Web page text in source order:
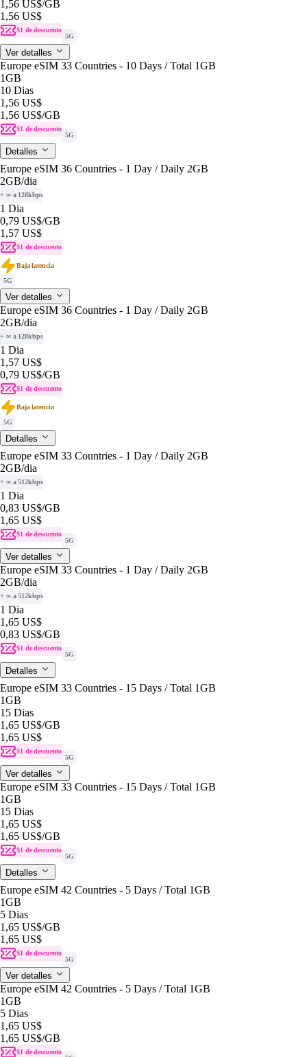
1,56 US$/GB
1,56 US$
$1 de descuento
5G
Ver detalles
Europe eSIM 33 Countries - 10 Days / Total 1GB
1GB
10 Dias
1,56 US$
1,56 US$/GB
$1 de descuento
5G
Detalles
Europe eSIM 36 Countries - 1 Day / Daily 2GB
2GB/dia
+ ∞ a 128kbps
1 Dia
0,79 US$/GB
1,57 US$
$1 de descuento
Baja latencia
5G
Ver detalles
Europe eSIM 36 Countries - 1 Day / Daily 2GB
2GB/dia
+ ∞ a 128kbps
1 Dia
1,57 US$
0,79 US$/GB
$1 de descuento
Baja latencia
5G
Detalles
Europe eSIM 33 Countries - 1 Day / Daily 2GB
2GB/dia
+ ∞ a 512kbps
1 Dia
0,83 US$/GB
1,65 US$
$1 de descuento
5G
Ver detalles
Europe eSIM 33 Countries - 1 Day / Daily 2GB
2GB/dia
+ ∞ a 512kbps
1 Dia
1,65 US$
0,83 US$/GB
$1 de descuento
5G
Detalles
Europe eSIM 33 Countries - 15 Days / Total 1GB
1GB
15 Dias
1,65 US$/GB
1,65 US$
$1 de descuento
5G
Ver detalles
Europe eSIM 33 Countries - 15 Days / Total 1GB
1GB
15 Dias
1,65 US$
1,65 US$/GB
$1 de descuento
5G
Detalles
Europe eSIM 42 Countries - 5 Days / Total 1GB
1GB
5 Dias
1,65 US$/GB
1,65 US$
$1 de descuento
5G
Ver detalles
Europe eSIM 42 Countries - 5 Days / Total 1GB
1GB
5 Dias
1,65 US$
1,65 US$/GB
$1 de descuento